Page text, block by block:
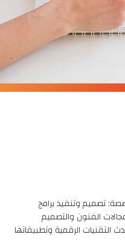
تصميم وتنفيذ برامج
الفنون والتصميم
التقنيات الرقمية وتطبيقاتها